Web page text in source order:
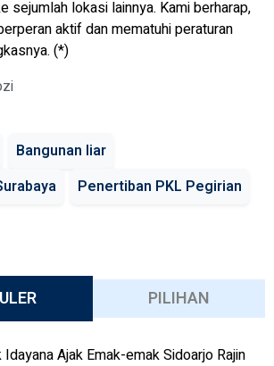
sejumlah lokasi lainnya. Kami berharap,
aktif dan mematuhi peraturan
(*)
Bangunan liar
Penertiban PKL Pegirian
PILIHAN
Ajak Emak-emak Sidoarjo Rajin